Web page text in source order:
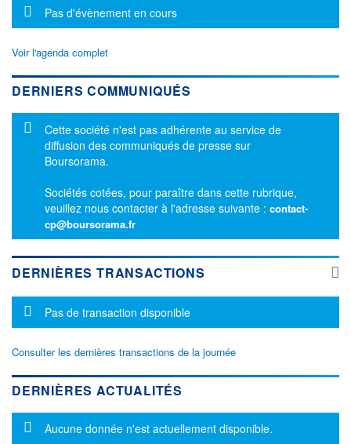
Message d'information
Pas d'évènement en cours
Voir l'agenda complet
DERNIERS COMMUNIQUÉS
Message d'information
Cette société n'est pas adhérente au service de
diffusion des communiqués de presse sur
Boursorama.
Sociétés cotées, pour paraître dans cette rubrique,
veuillez nous contacter à l'adresse suivante : contact-
cp@boursorama.fr
DERNIÈRES TRANSACTIONS
Message d'information
Pas de transaction disponible
Consulter les dernières transactions de la journée
DERNIÈRES ACTUALITÉS
Message d'information
Aucune donnée n'est actuellement disponible.